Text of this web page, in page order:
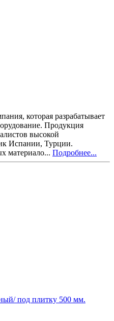
которая разрабатывает
Продукция
высокой
Испании, Турции.
материало... Подробнее...
под плитку 500 мм.